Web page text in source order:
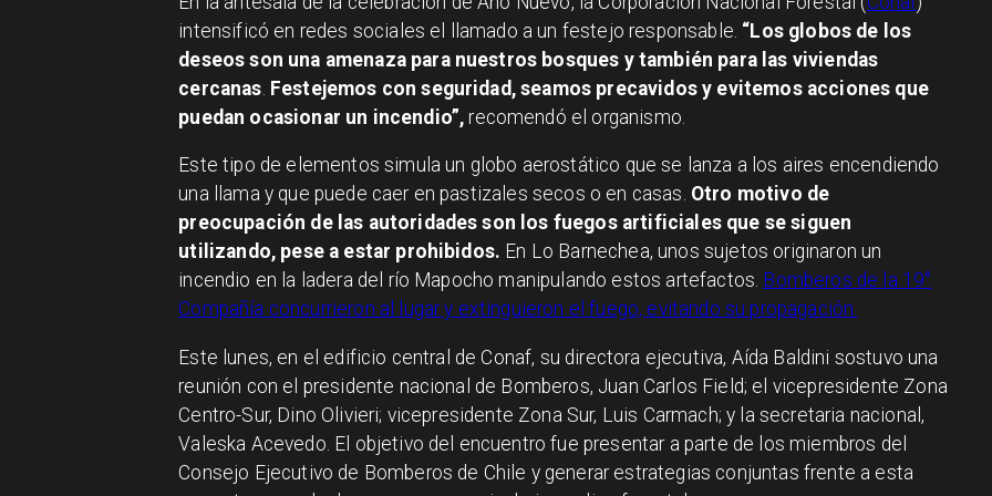
intensificó en redes sociales el llamado a un festejo responsable. “Los globos de los
deseos son una amenaza para nuestros bosques y también para las viviendas
cercanas Festejemos con seguridad, seamos precavidos y evitemos acciones que
puedan ocasionar un incendio”, recomendó el organismo.
Este tipo de elementos simula un globo aerostático que se lanza a los aires encendiendo
una llama y que puede caer en pastizales secos o en casas. Otro motivo de
preocupación de las autoridades son los fuegos artificiales que se siguen
utilizando, pese a estar prohibidos. En Lo Barnechea, unos sujetos originaron un
incendio en la ladera del río Mapocho manipulando estos artefactos. Bomberos de la 19°
Compañía concurrieron al lugar y extinguieron el fuego, evitando su propagación.
Este lunes, en el edificio central de Conaf, su directora ejecutiva, Aída Baldini sostuvo una
reunión con el presidente nacional de Bomberos, Juan Carlos Field; el vicepresidente Zona
Centro-Sur, Dino Olivieri; vicepresidente Zona Sur, Luis Carmach; y la secretaria nacional,
Valeska Acevedo. El objetivo del encuentro fue presentar a parte de los miembros del
Consejo Ejecutivo de Bomberos de Chile y generar estrategias conjuntas frente a esta